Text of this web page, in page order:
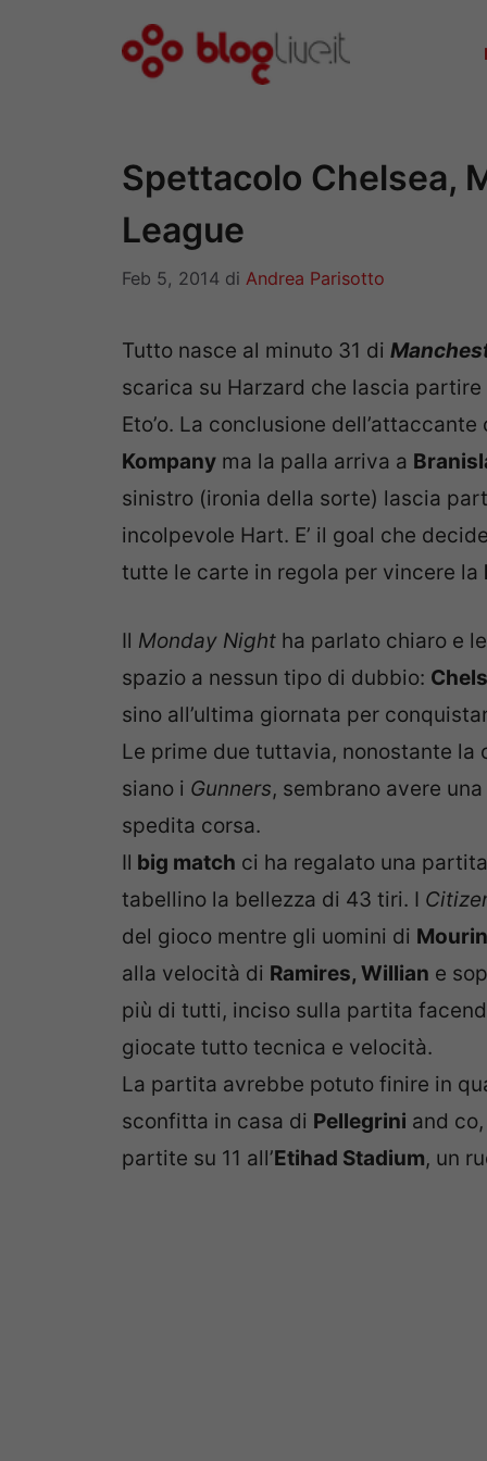
Spettacolo Chelsea,
League
Feb 5, 2014 di Andrea Parisotto
Tutto nasce al minuto 31 di
scarica su Harzard che lascia
Eto’o. La conclusione
Kompany ma la palla arriva a
sinistro (ironia della sorte) lascia
incolpevole Hart. E’ il goal che
tutte le carte in regola per vincere la
Il Monday Night ha parlato chiaro e
spazio a nessun tipo di dubbio:
sino all’ultima giornata per
Le prime due tuttavia, nonostante
siano i Gunners, sembrano avere
spedita corsa.
Il big match ci ha regalato una
tabellino la bellezza di 43 tiri. I
del gioco mentre gli uomini di
alla velocità di Ramires, Willian e
più di tutti, inciso sulla partita
giocate tutto tecnica e velocità.
La partita avrebbe potuto finire in
sconfitta in casa di Pellegrini and
partite su 11 all’Etihad Stadium, un